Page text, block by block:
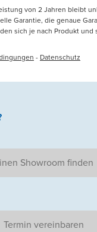
von 2 Jahren bleibt
Garantie, die genaue
sich je nach Produkt und
- Datenschutz
Showroom finden
Termin vereinbaren